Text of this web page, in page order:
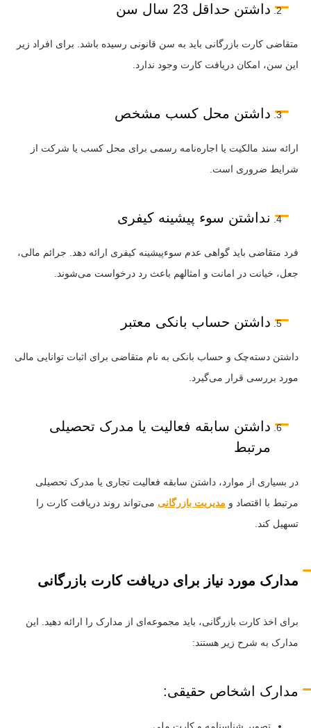
داشتن حداقل 23 سال سن
متقاضی کارت بازرگانی باید به سن قانونی رسیده باشد. برای افراد زیر
این سن، امکان دریافت کارت وجود ندارد.
داشتن محل کسب مشخص
ارائه سند مالکیت یا اجاره‌نامه رسمی برای محل کسب یا شرکت از
شرایط ضروری است.
نداشتن سوء پیشینه کیفری
فرد متقاضی باید گواهی عدم سوءپیشینه کیفری ارائه دهد. جرائم مالی،
جعل، خیانت در امانت و امثالهم باعث رد درخواست می‌شوند.
داشتن حساب بانکی معتبر
داشتن دسته‌چک و حساب بانکی به نام متقاضی برای اثبات توانایی مالی
مورد بررسی قرار می‌گیرد.
داشتن سابقه فعالیت یا مدرک تحصیلی
مرتبط
در بسیاری از موارد، داشتن سابقه فعالیت تجاری یا مدرک تحصیلی
مرتبط با اقتصاد و مدیریت بازرگانی می‌تواند روند دریافت کارت را
تسهیل کند.
مدارک مورد نیاز برای دریافت کارت بازرگانی
برای اخذ کارت بازرگانی، باید مجموعه‌ای از مدارک را ارائه دهید. این
مدارک به شرح زیر هستند:
مدارک اشخاص حقیقی: